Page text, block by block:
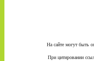
На сайте могут быть
При цитировании